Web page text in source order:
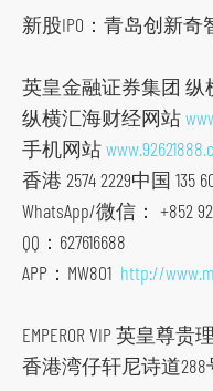
新股IPO：青岛创新奇智
英皇金融证券集团 纵
纵横汇海财经网站
手机网站
香港 2574 2229中国 135
WhatsApp/微信： +852
QQ：627616688
APP：MW801 http://
EMPEROR VIP 英皇尊
香港湾仔轩尼诗道288